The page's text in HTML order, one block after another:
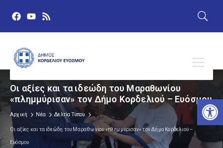
Οι αξίες και τα ιδεώδη του Μαραθωνίου
«πλημμύρισαν» τον Δήμο Κορδελιού – Ευόσμου
Αρχική Νέα Δελτία Τύπου
Οι αξίες και τα ιδεώδη του Μαραθωνίου «πλημμύρισαν» τον Δήμο Κορδελιού –
Ευόσμου